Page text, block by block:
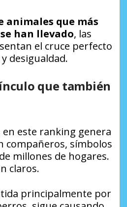
animales que más
han llevado, las
el cruce perfecto
desigualdad.
que también
este ranking genera
compañeros, símbolos
millones de hogares.
claros.
principalmente por